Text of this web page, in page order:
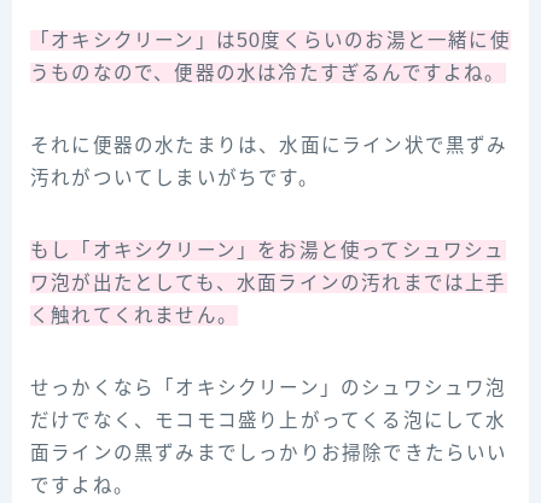
「オキシクリーン」は50度くらいのお湯と一緒に使
うものなので、便器の水は冷たすぎるんですよね。
それに便器の水たまりは、水面にライン状で黒ずみ
汚れがついてしまいがちです。
もし「オキシクリーン」をお湯と使ってシュワシュ
ワ泡が出たとしても、水面ラインの汚れまでは上手
く触れてくれません。
せっかくなら「オキシクリーン」のシュワシュワ泡
だけでなく、モコモコ盛り上がってくる泡にして水
面ラインの黒ずみまでしっかりお掃除できたらいい
ですよね。